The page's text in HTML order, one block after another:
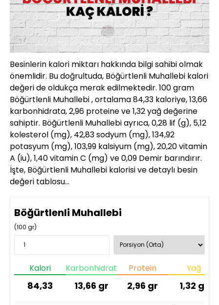
Besinlerin kalori miktarı hakkında bilgi sahibi olmak
önemlidir. Bu doğrultuda, Böğürtlenli Muhallebi kalori
değeri de oldukça merak edilmektedir. 100 gram
Böğürtlenli Muhallebi , ortalama 84,33 kaloriye, 13,66
karbonhidrata, 2,96 proteine ve 1,32 yağ değerine
sahiptir. Böğürtlenli Muhallebi ayrıca, 0,28 lif (g), 5,12
kolesterol (mg), 42,83 sodyum (mg), 134,92
potasyum (mg), 103,99 kalsiyum (mg), 20,20 vitamin
A (iu), 1,40 vitamin C (mg) ve 0,09 Demir barındırır.
İşte, Böğürtlenli Muhallebi kalorisi ve detaylı besin
değeri tablosu…
Böğürtlenli Muhallebi
(100 gr)
Kalori
84,33
Karbonhidrat
13,66 gr
Protein
2,96 gr
Yağ
1,32 gr